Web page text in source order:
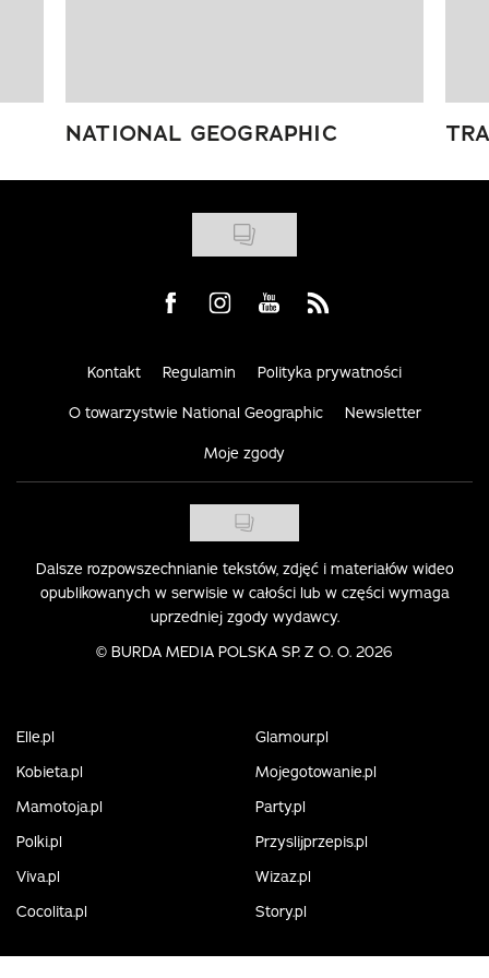
NATIONAL GEOGRAPHIC
Visit us on Facebook
Visit us on Instagram
Visit us on Youtube
Visit us on Rss
Kontakt Regulamin Polityka prywatności
O towarzystwie National Geographic Newsletter
Moje zgody
Dalsze rozpowszechnianie tekstów, zdjęć i materiałów wideo
opublikowanych w serwisie w całości lub w części wymaga
uprzedniej zgody wydawcy.
© BURDA MEDIA POLSKA SP. Z O. O. 2026
Elle.pl
Glamour.pl
Kobieta.pl
Mojegotowanie.pl
Mamotoja.pl
Party.pl
Polki.pl
Przyslijprzepis.pl
Viva.pl
Wizaz.pl
Cocolita.pl
Story.pl